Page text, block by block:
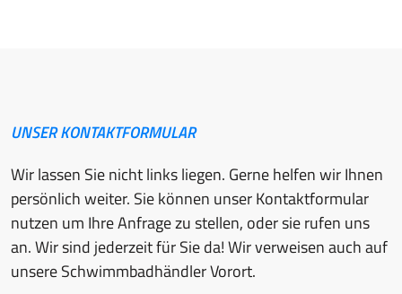
UNSER KONTAKTFORMULAR
Wir lassen Sie nicht links liegen. Gerne helfen wir Ihnen
persönlich weiter. Sie können unser Kontaktformular
nutzen um Ihre Anfrage zu stellen, oder sie rufen uns
an. Wir sind jederzeit für Sie da! Wir verweisen auch auf
unsere Schwimmbadhändler Vorort.